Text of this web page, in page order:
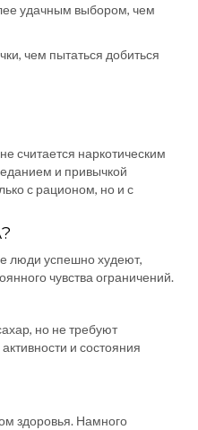
удачным выбором, чем
чем пытаться добиться
считается наркотическим
и привычкой
с рационом, но и с
люди успешно худеют,
чувства ограничений.
но не требуют
и состояния
здоровья. Намного